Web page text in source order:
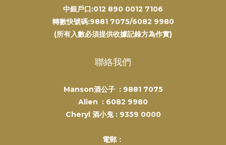
中銀戶口:012 890 0012 7106
轉數快號碼:9881 7075/6082 9980
(所有入數必須提供收據記錄方為作實)
聯絡我們
Manson酒公子 : 9881 7075
Alien : 6082 9980
Cheryl 酒小鬼 : 9359 0000
電郵：